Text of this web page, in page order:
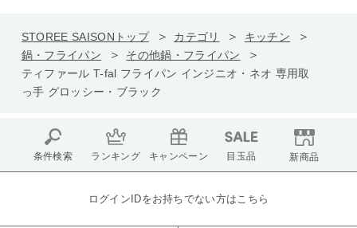
STOREE SAISONトップ カテゴリ
キッチン
鍋・フライパン
その他鍋・フライパン
ティファール T-fal フライパン インジニオ・ネオ 専用取
っ手 グロッシー・ブラック
条件検索 ランキング キャンペーン 目玉品 新商品
ログインIDをお持ちでない方はこちら